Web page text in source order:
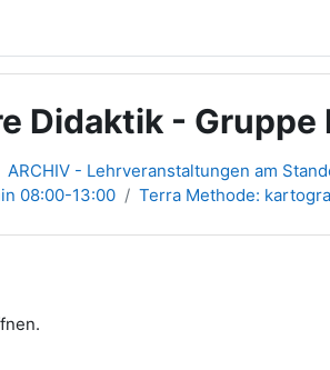
Didaktik -
ARCHIV - Lehrveranstaltungen am
08:00-13:00 Terra Methode: